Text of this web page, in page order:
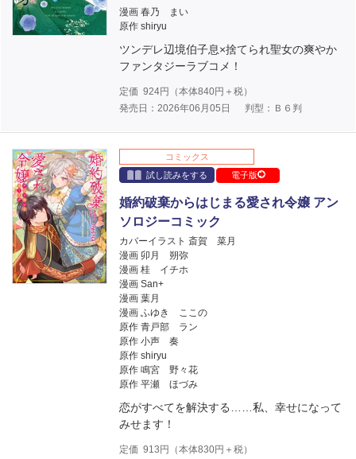
漫画 春乃 まい
原作 shiryu
ツンデレ辺境伯子息×捨てられ聖女の爽やか
ファンタジーラブコメ！
定価 924円（本体840円＋税）
発売日：2026年06月05日
判型：Ｂ６判
コミックス
試し読みをする
電子版
婚約破棄からはじまる愛され令嬢 アン
ソロジーコミック
カバーイラスト 斎賀 菜月
漫画 卯月 朔弥
漫画 桂 イチホ
漫画 San+
漫画 葉月
漫画 ふゆき ここの
原作 青戸部 ラン
原作 小声 奏
原作 shiryu
原作 鳴宮 野々花
原作 平瀬 ほづみ
恋がすべてを解決する……私、幸せになって
みせます！
定価 913 円（本体830円＋税）